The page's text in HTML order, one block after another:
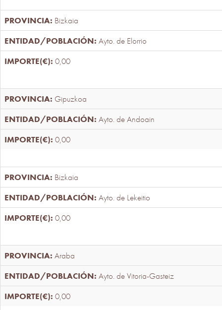
Bizkaia
Ayto. de Elorrio
0,00
Gipuzkoa
Ayto. de Andoain
0,00
Bizkaia
Ayto. de Lekeitio
0,00
Araba
Ayto. de Vitoria-Gasteiz
0,00